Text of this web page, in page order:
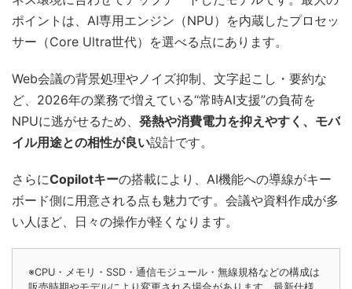
ポイントは、AI専用エンジン（NPU）を内蔵したプロセッ
サー（Core Ultra世代）を選べる点にあります。
Web会議の背景処理やノイズ抑制、文字起こし・要約な
ど、2026年の業務で増えている“常時AI支援”の負荷を
NPUに逃がせるため、 発熱や消費電力を抑えやすく、モバ
イル用途との相性が良い設計です。
さらにCopilotキーの搭載により、AI機能への導線がキー
ボード側に用意される点も魅力です。会議や資料作成が多
い人ほど、日々の操作が軽くなります。
※CPU・メモリ・SSD・通信モジュール・無線規格などの構成は